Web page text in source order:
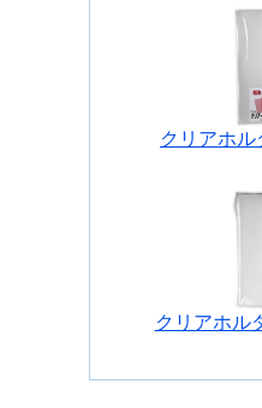
クリアホル
クリアホル